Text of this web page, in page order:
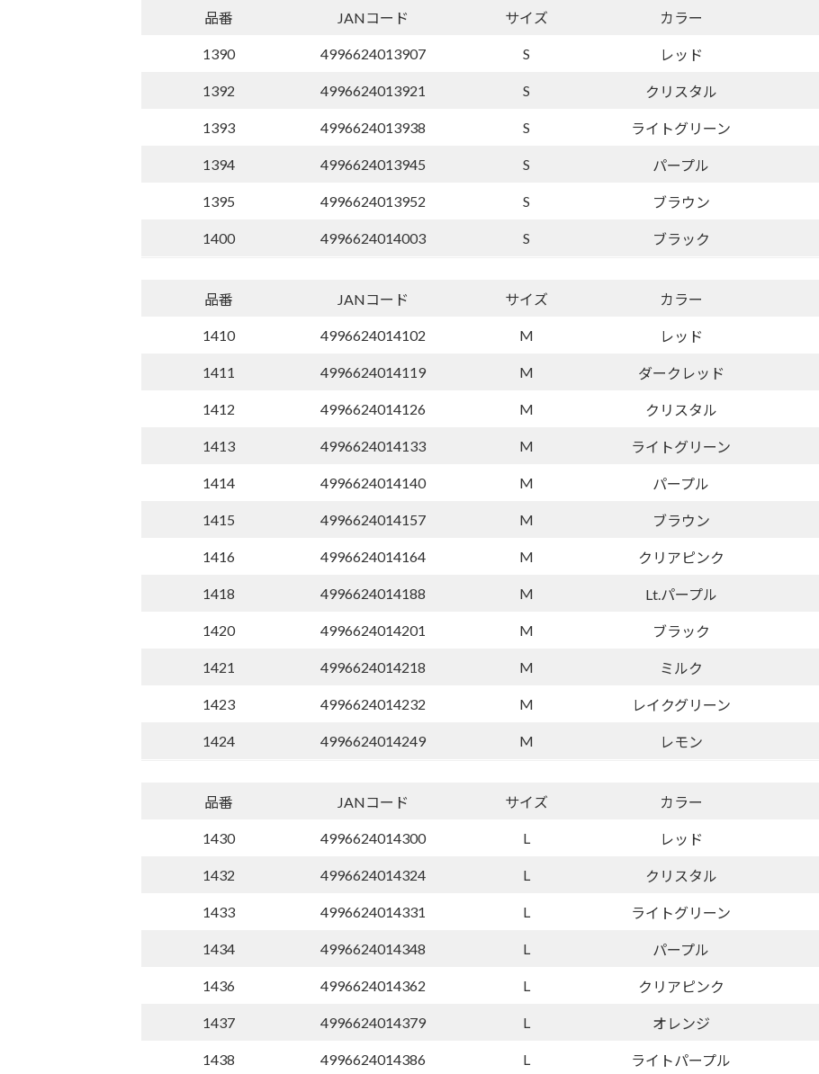
品番 JANコード サイズ カラー
1390 4996624013907 S レッド
1392 4996624013921 S クリスタル
1393 4996624013938 S ライトグリーン
1394 4996624013945 S パープル
1395 4996624013952 S ブラウン
1400 4996624014003 S ブラック
品番 JANコード サイズ カラー
1410 4996624014102 M レッド
1411 4996624014119 M ダークレッド
1412 4996624014126 M クリスタル
1413 4996624014133 M ライトグリーン
1414 4996624014140 M パープル
1415 4996624014157 M ブラウン
1416 4996624014164 M クリアピンク
1418 4996624014188 M Lt.パープル
1420 4996624014201 M ブラック
1421 4996624014218 M ミルク
1423 4996624014232 M レイクグリーン
1424 4996624014249 M レモン
品番 JANコード サイズ カラー
1430 4996624014300 L レッド
1432 4996624014324 L クリスタル
1433 4996624014331 L ライトグリーン
1434 4996624014348 L パープル
1436 4996624014362 L クリアピンク
1437 4996624014379 L オレンジ
1438 4996624014386 L ライトパープル